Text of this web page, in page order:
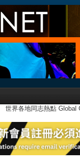
世界各地同志熱點